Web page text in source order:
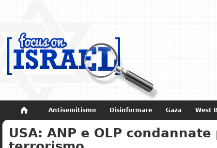
Antisemitismo Disinformare Gaza West
Non dimenticare Storia di Israele
USA: ANP e OLP condannate